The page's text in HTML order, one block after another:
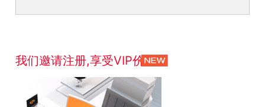
我们邀请注册,享受VIP价格！